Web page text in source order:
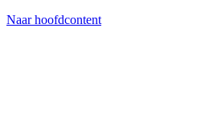
Naar hoofdcontent